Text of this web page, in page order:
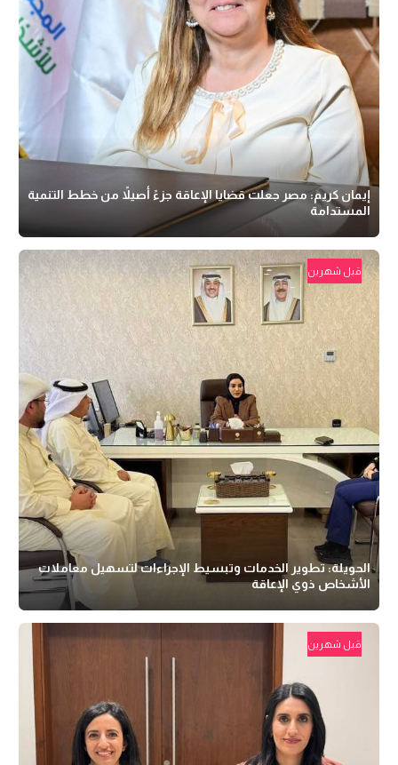
إيمان كريم: مصر جعلت قضايا الإعاقة جزءً أصيلاً من خطط التنمية
المستدامة
قبل شهرين
الحويلة: تطوير الخدمات وتبسيط الإجراءات لتسهيل معاملات
الأشخاص ذوي الإعاقة
قبل شهرين